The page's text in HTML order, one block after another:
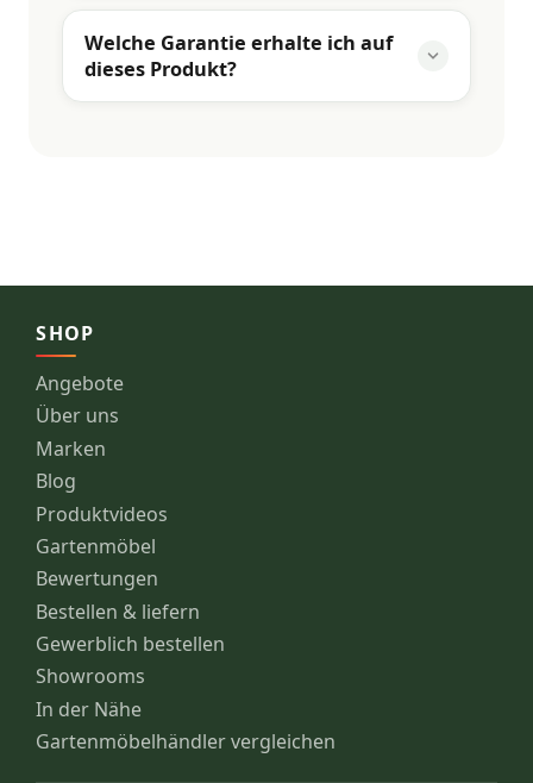
Welche Garantie erhalte ich auf
dieses Produkt?
SHOP
Angebote
Über uns
Marken
Blog
Produktvideos
Gartenmöbel
Bewertungen
Bestellen & liefern
Gewerblich bestellen
Showrooms
In der Nähe
Gartenmöbelhändler vergleichen